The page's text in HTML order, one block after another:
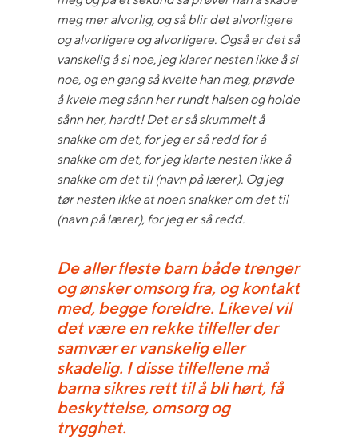
meg mer alvorlig, og så blir det alvorligere
og alvorligere og alvorligere. Også er det så
vanskelig å si noe, jeg klarer nesten ikke å si
noe, og en gang så kvelte han meg, prøvde
å kvele meg sånn her rundt halsen og holde
sånn her, hardt! Det er så skummelt å
snakke om det, for jeg er så redd for å
snakke om det, for jeg klarte nesten ikke å
snakke om det til (navn på lærer). Og jeg
tør nesten ikke at noen snakker om det til
(navn på lærer), for jeg er så redd.
De aller fleste barn både trenger
og ønsker omsorg fra, og kontakt
med, begge foreldre. Likevel vil
det være en rekke tilfeller der
samvær er vanskelig eller
skadelig. I disse tilfellene må
barna sikres rett til å bli hørt, få
beskyttelse, omsorg og
trygghet.